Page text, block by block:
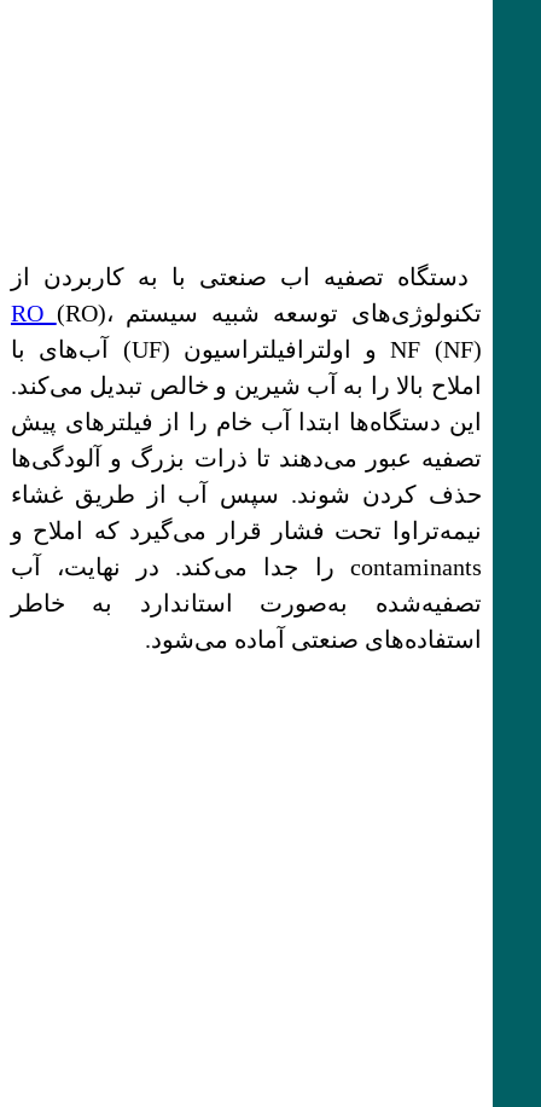
دستگاه تصفیه اب صنعتی با به کاربردن از
تکنولوژی‌های توسعه شبیه سیستم
RO (RO)،
NF (NF) و اولترافیلتراسیون (UF) آب‌های با
املاح بالا را به آب شیرین و خالص تبدیل می‌کند.
این دستگاه‌ها ابتدا آب خام را از فیلترهای پیش
تصفیه عبور می‌دهند تا ذرات بزرگ و آلودگی‌ها
حذف کردن شوند. سپس آب از طریق غشاء
نیمه‌تراوا تحت فشار قرار می‌گیرد که املاح و
contaminants را جدا می‌کند. در نهایت، آب
تصفیه‌شده به‌صورت استاندارد به خاطر
استفاده‌های صنعتی آماده می‌شود.